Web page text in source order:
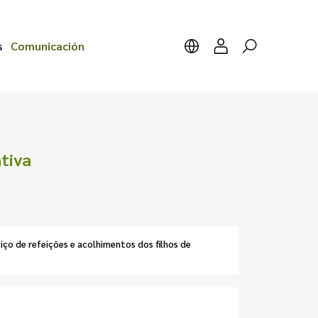
Comunicación
de refeições e acolhimentos dos filhos de